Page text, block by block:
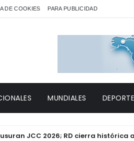
DE COOKIES PARA PUBLICIDAD
MUNDIALES
2026; RD cierra histórica